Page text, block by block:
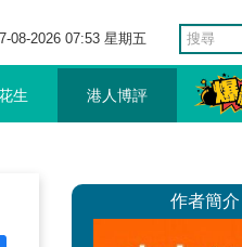
08-2026 07:53 星期五
生 港人博評
作者簡介